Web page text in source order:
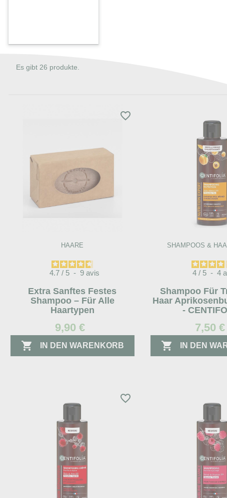
Es gibt 26 produkte.
HAARE
4.7 / 5 - 9 avis
Extra Sanftes Festes
Shampoo – Für Alle
Haartypen
9,90 €
 IN DEN WARENKORB
favorite_border
SHAMPOOS &
4 / 5 - 4
Shampoo Für
Haar
-
7,50 €
 IN DEN
favorite_border